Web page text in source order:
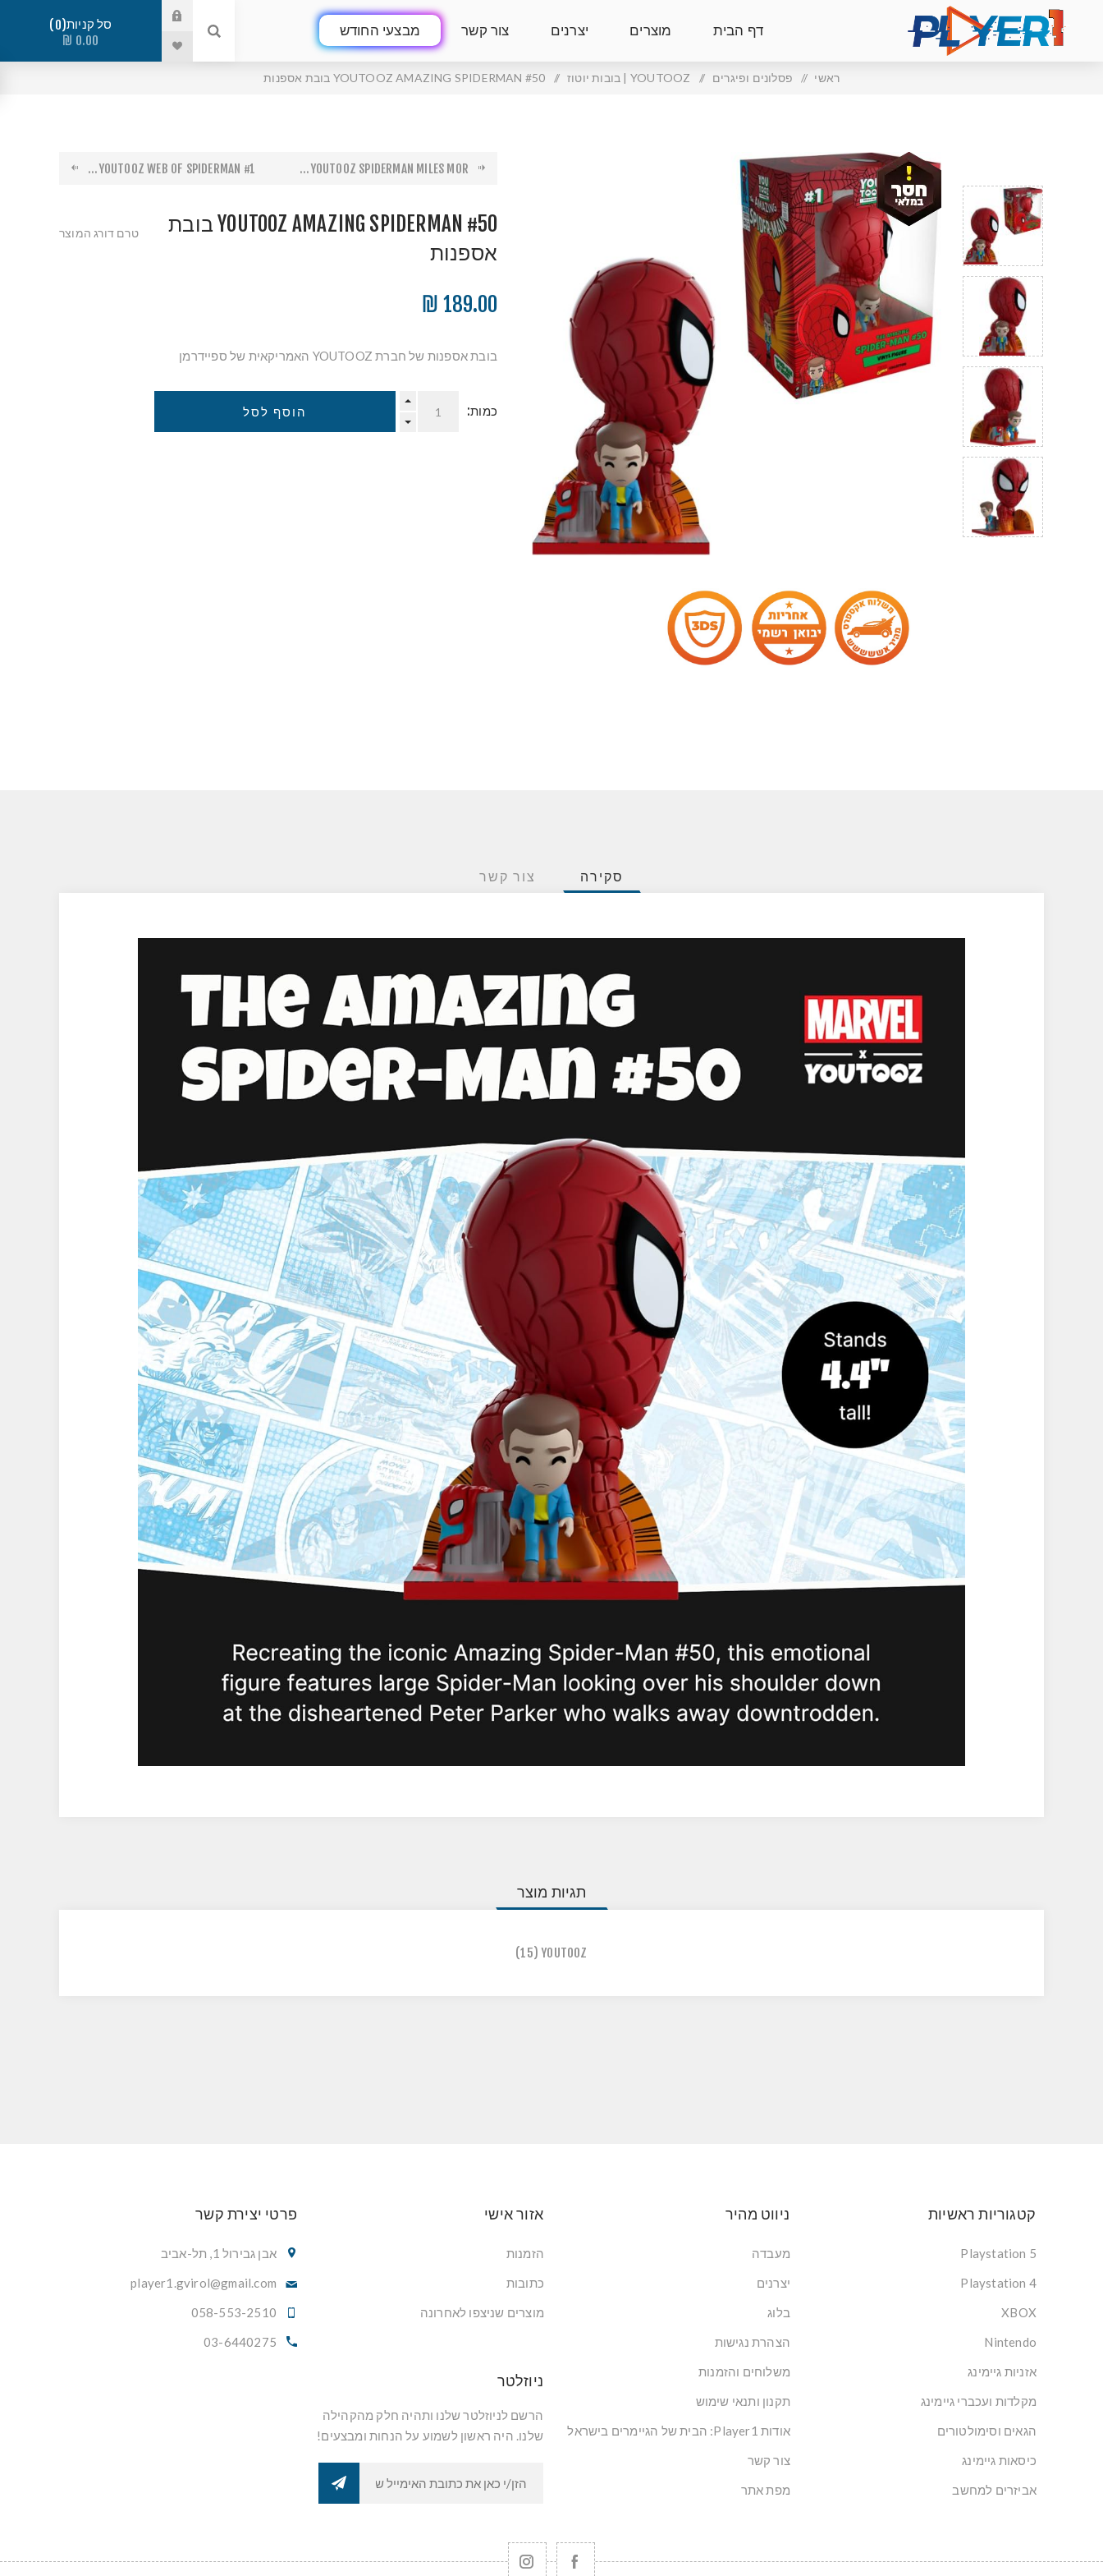
דף הבית מוצרים יצרנים צור קשר מבצעי החודש סל קניות 0
0.00 ₪
ראשי / פסלונים ופיגרים / YOUTOOZ | בובות יוטוז / YOUTOOZ AMAZING SPIDERMAN #50 בובת אספנות
YOUTOOZ SPIDERMAN MILES MOR...
YOUTOOZ WEB OF SPIDERMAN #1...
YOUTOOZ AMAZING SPIDERMAN #50 בובת
אספנות
טרם דורג המוצר
189.00 ₪
בובת אספנות של חברת YOUTOOZ האמריקאית של ספיידרמן
כמות: הוסף לסל
סקירה צור קשר
תגיות מוצר
YOUTOOZ
(15)
קטגוריות ראשיות
Playstation 5
Playstation 4
XBOX
Nintendo
אזניות גיימינג
מקלדות ועכברי גיימינג
הגאים וסימולטורים
כיסאות גיימינג
אביזרים למחשב
ניווט מהיר
מעבדה
יצרנים
בלוג
הצהרת נגישות
משלוחים והזמנות
תקנון ותנאי שימוש
אודות Player1: הבית של הגיימרים בישראל
צור קשר
מפת אתר
אזור אישי
הזמנות
כתובות
מוצרים שניצפו לאחרונה
פרטי יצירת קשר
אבן גבירול 1, תל-אביב
player1.gvirol@gmail.com
058-553-2510
03-6440275
ניוזלטר
הרשם לניוזלטר שלנו ותהיה חלק מהקהילה
שלנו. היה ראשון לשמוע על הנחות ומבצעים!